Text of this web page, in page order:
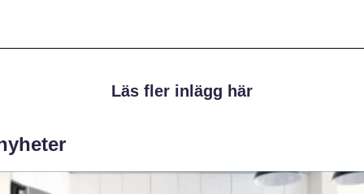
Läs fler inlägg här